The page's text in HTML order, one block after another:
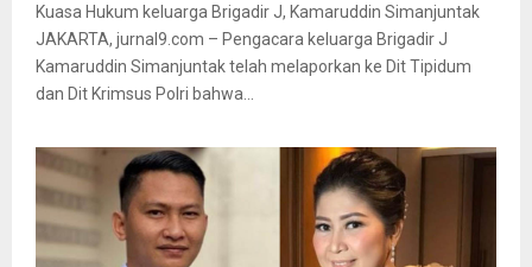
Kuasa Hukum keluarga Brigadir J, Kamaruddin Simanjuntak
JAKARTA, jurnal9.com – Pengacara keluarga Brigadir J
Kamaruddin Simanjuntak telah melaporkan ke Dit Tipidum
dan Dit Krimsus Polri bahwa...